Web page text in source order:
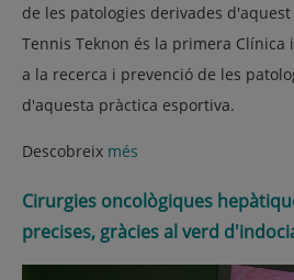
de les patologies derivades
Tennis Teknon és la primera
a la recerca i prevenció de les
d'aquesta pràctica esportiva.
Descobreix més
Cirurgies oncològiques
precises, gràcies al verd